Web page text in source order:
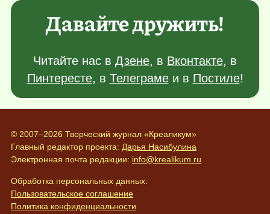
Давайте дружить!
Читайте нас в Дзене, в Вконтакте, в
Пинтересте, в Телеграмеи в Постиле!
© 2007–2026 Творческий журнал «Креаликум»
Главный редактор проекта: Дарья Насибулина
Электронная почта редакции: info@krealikum.ru
Обработка персональных данных:
Пользовательское соглашение
Политика конфиденциальности